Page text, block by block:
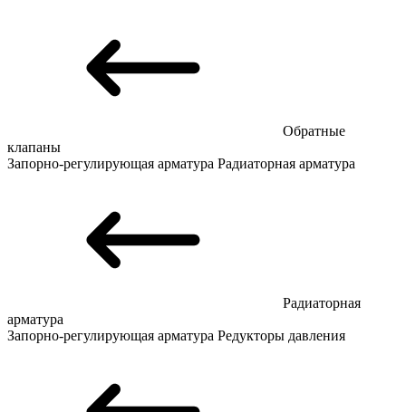
Обратные
клапаны
Запорно-регулирующая арматура Радиаторная арматура
Радиаторная
арматура
Запорно-регулирующая арматура Редукторы давления